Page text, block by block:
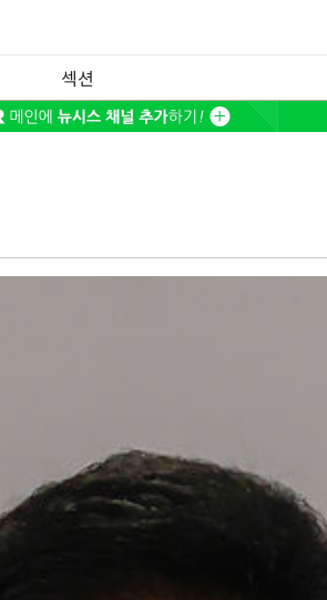
섹션